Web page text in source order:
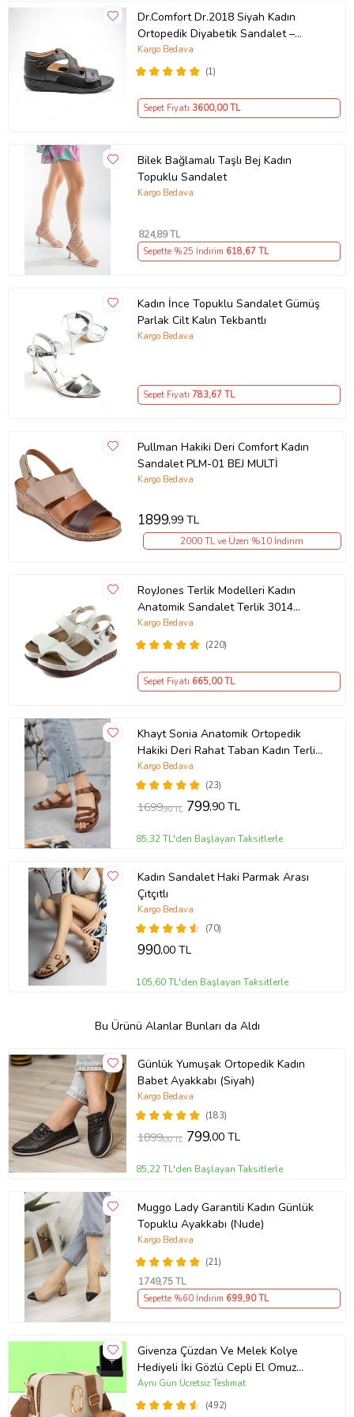
Dr.Comfort Dr.2018 Siyah Kadın
Ortopedik Diyabetik Sandalet –
Gerçek Deri, Kayık Taban, Medikal
Konfor (Siyah Deri)
(1)
Kargo Bedava
Sepet Fiyatı 3600,00 TL
Bilek Bağlamalı Taşlı Bej Kadın
Topuklu Sandalet
Kargo Bedava
824,89 TL
Sepette %25 İndirim 618,67 TL
Kadın İnce Topuklu Sandalet Gümüş
Parlak Cilt Kalın Tekbantlı
Kargo Bedava
Sepet Fiyatı 783,67 TL
Pullman Hakiki Deri Comfort Kadın
Sandalet PLM-01 BEJ MULTİ
Kargo Bedava
1899,99 TL
2000 TL ve Üzeri %10 İndirim
RoyJones Terlik Modelleri Kadın
Anatomik Sandalet Terlik 3014
(Beyaz)
(220)
Kargo Bedava
Sepet Fiyatı 665,00 TL
Khayt Sonia Anatomik Ortopedik
Hakiki Deri Rahat Taban Kadın Terlik
Sandalet (Kahverengi)
(23)
Kargo Bedava
1699,90 TL 799,90 TL
85,32 TL'den Başlayan Taksitlerle
Kadın Sandalet Haki Parmak Arası
Çıtçıtlı
(70)
Kargo Bedava
990,00 TL
105,60 TL'den Başlayan Taksitlerle
Bu Ürünü Alanlar Bunları da Aldı
Günlük Yumuşak Ortopedik Kadın
Babet Ayakkabı (Siyah)
(183)
Kargo Bedava
1899,00 TL 799,00 TL
85,22 TL'den Başlayan Taksitlerle
Muggo Lady Garantili Kadın Günlük
Topuklu Ayakkabı (Nude)
(21)
Kargo Bedava
1749,75 TL
Sepette %60 İndirim 699,90 TL
Givenza Çüzdan Ve Melek Kolye
Hediyeli İki Gözlü Cepli El Omuz
Çanta (Krem)
(492)
Aynı Gün Ücretsiz Teslimat